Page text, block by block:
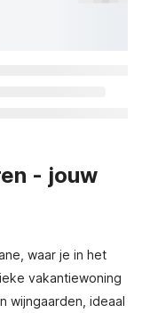
- jouw
waar je in het
vakantiewoning
wijngaarden, ideaal